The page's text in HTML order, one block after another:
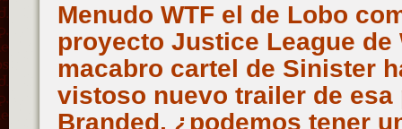
Menudo WTF el de Lobo
proyecto Justice League de
macabro cartel de Sinister
vistoso nuevo trailer de esa
Branded, ¿podemos tener